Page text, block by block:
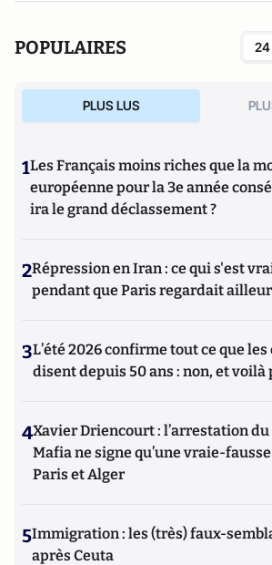
POPULAIRES 24
PLUS LUS
1Les Français moins riches que la
européenne pour la 3e année
ira le grand déclassement ?
2Répression en Iran : ce qui s'est
pendant que Paris regardait
3L’été 2026 confirme tout ce que
disent depuis 50 ans : non, et voilà
4Xavier Driencourt : l’arrestation du
Mafia ne signe qu’une vraie-
Paris et Alger
5Immigration : les (très) faux-
après Ceuta